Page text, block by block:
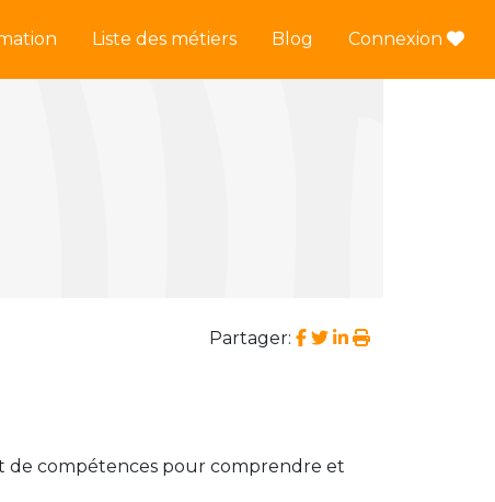
Liste des métiers Blog Connexion
Partager:
de compétences pour comprendre et